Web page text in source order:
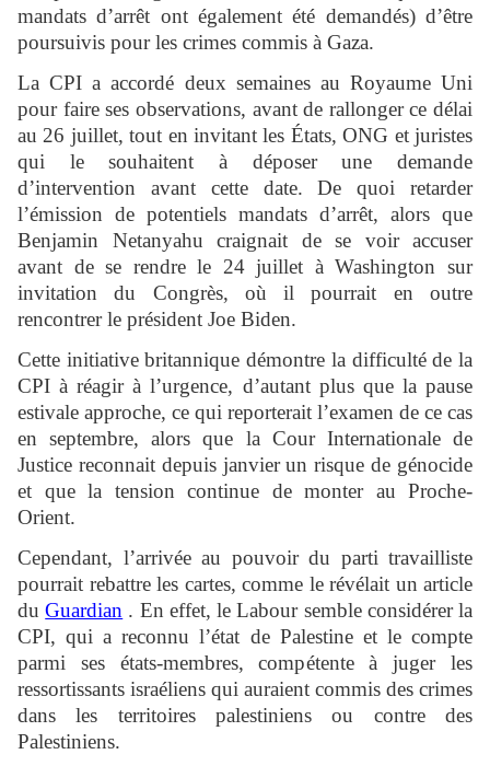
mandats d’arrêt ont également été demandés) d’être
poursuivis pour les crimes commis à Gaza.
La CPI a accordé deux semaines au Royaume Uni
pour faire ses observations, avant de rallonger ce délai
au 26 juillet, tout en invitant les États, ONG et juristes
qui le souhaitent à déposer une demande
d’intervention avant cette date. De quoi retarder
l’émission de potentiels mandats d’arrêt, alors que
Benjamin Netanyahu craignait de se voir accuser
avant de se rendre le 24 juillet à Washington sur
invitation du Congrès, où il pourrait en outre
rencontrer le président Joe Biden.
Cette initiative britannique démontre la difficulté de la
CPI à réagir à l’urgence, d’autant plus que la pause
estivale approche, ce qui reporterait l’examen de ce cas
en septembre, alors que la Cour Internationale de
Justice reconnait depuis janvier un risque de génocide
et que la tension continue de monter au Proche-
Orient.
Cependant, l’arrivée au pouvoir du parti travailliste
pourrait rebattre les cartes, comme le révélait un article
duGuardian . En effet, le Labour semble considérer la
CPI, qui a reconnu l’état de Palestine et le compte
parmi ses états-membres, compétente à juger les
ressortissants israéliens qui auraient commis des crimes
dans les territoires palestiniens ou contre des
Palestiniens.